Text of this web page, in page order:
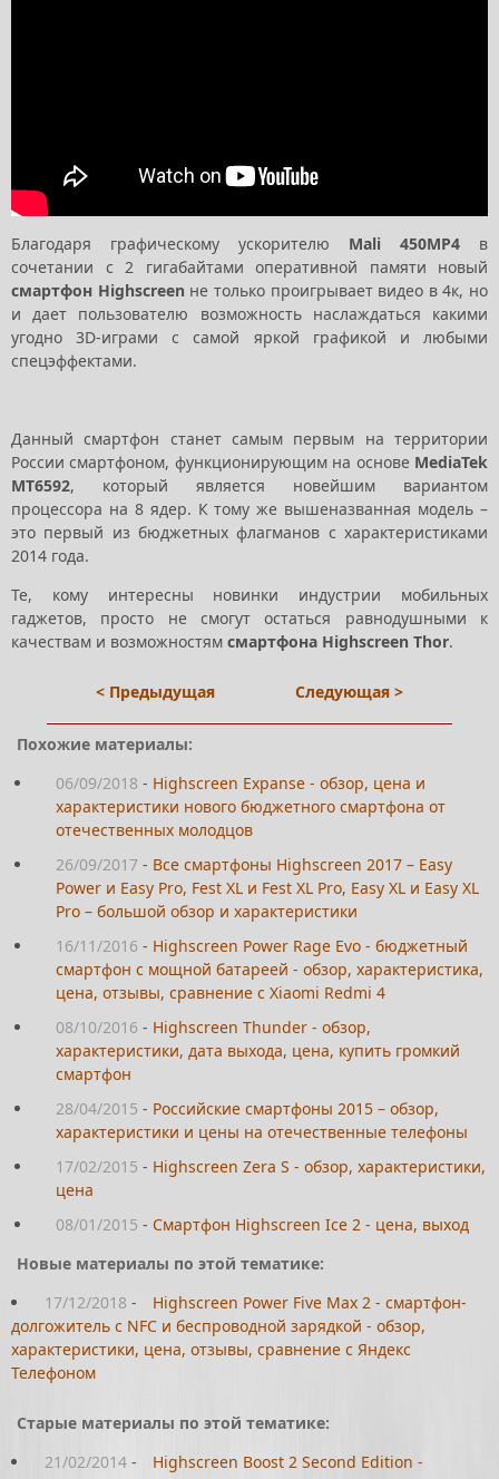
Благодаря графическому ускорителю Mali 450MP4 в
сочетании с 2 гигабайтами оперативной памяти новый
смартфон Highscreen не только проигрывает видео в 4к, но
и дает пользователю возможность наслаждаться какими
угодно 3D-играми с самой яркой графикой и любыми
спецэффектами.
Данный смартфон станет самым первым на территории
России смартфоном, функционирующим на основе MediаTek
MT6592, который является новейшим вариантом
процессора на 8 ядер. К тому же вышеназванная модель –
это первый из бюджетных флагманов с характеристиками
2014 года.
Те, кому интересны новинки индустрии мобильных
гаджетов, просто не смогут остаться равнодушными к
качествам и возможностям смартфона Highscreen Thor.
< Предыдущая Следующая >
Похожие материалы:
06/09/2018 - Highscreen Expanse - обзор, цена и
характеристики нового бюджетного смартфона от
отечественных молодцов
26/09/2017 - Все смартфоны Highscreen 2017 – Easy
Power и Easy Pro, Fest XL и Fest XL Pro, Easy XL и Easy XL
Pro – большой обзор и характеристики
16/11/2016 - Highscreen Power Rage Evo - бюджетный
смартфон с мощной батареей - обзор, характеристика,
цена, отзывы, сравнение с Xiaomi Redmi 4
08/10/2016 - Highscreen Thunder - обзор,
характеристики, дата выхода, цена, купить громкий
смартфон
28/04/2015 - Российские смартфоны 2015 – обзор,
характеристики и цены на отечественные телефоны
17/02/2015 - Highscreen Zera S - обзор, характеристики,
цена
08/01/2015 - Смартфон Highscreen Ice 2 - цена, выход
Новые материалы по этой тематике:
17/12/2018 -
Highscreen Power Five Max 2 - смартфон-
долгожитель с NFC и беспроводной зарядкой - обзор,
характеристики, цена, отзывы, сравнение с Яндекс
Телефоном
Старые материалы по этой тематике:
21/02/2014 -
Highscreen Boost 2 Second Edition -